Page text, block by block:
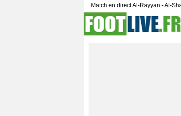
Match en direct Al-Rayyan - Al-